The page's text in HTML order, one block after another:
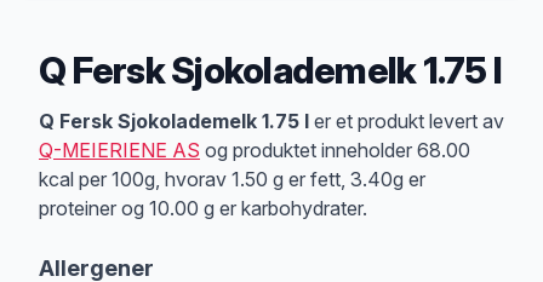
Q Fersk Sjokolademelk 1.75 l
Produktbeskrivelse
Q Fersk Sjokolademelk 1.75 l er et produkt levert av
Q-MEIERIENE AS og produktet inneholder 68.00
kcal per 100g, hvorav 1.50 g er fett, 3.40g er
proteiner og 10.00 g er karbohydrater.
Allergener